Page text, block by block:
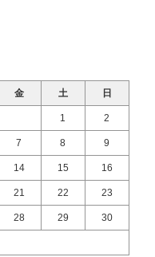
金 土 日
1 2
7 8 9
14 15 16
21 22 23
28 29 30